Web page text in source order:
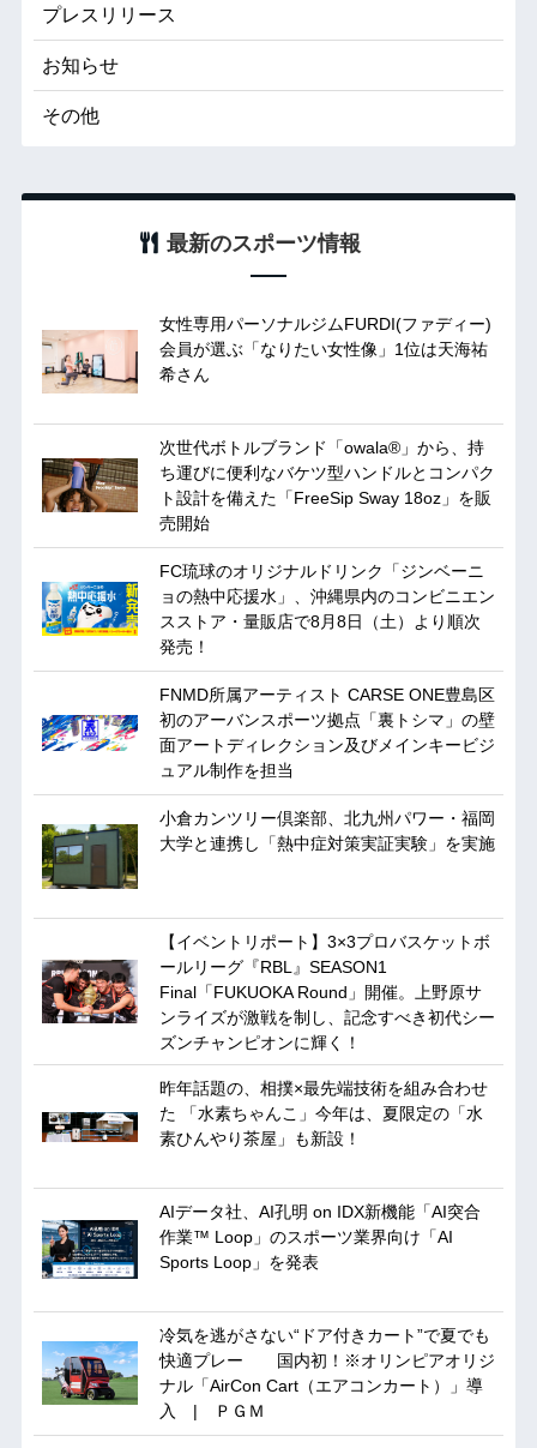
プレスリリース
お知らせ
その他
最新のスポーツ情報
女性専用パーソナルジムFURDI(ファディー)
会員が選ぶ「なりたい女性像」1位は天海祐
希さん
次世代ボトルブランド「owala®」から、持
ち運びに便利なバケツ型ハンドルとコンパク
ト設計を備えた「FreeSip Sway 18oz」を販
売開始
FC琉球のオリジナルドリンク「ジンベーニ
ョの熱中応援水」、沖縄県内のコンビニエン
スストア・量販店で8月8日（土）より順次
発売！
FNMD所属アーティスト CARSE ONE豊島区
初のアーバンスポーツ拠点「裏トシマ」の壁
面アートディレクション及びメインキービジ
ュアル制作を担当
小倉カンツリー倶楽部、北九州パワー・福岡
大学と連携し「熱中症対策実証実験」を実施
【イベントリポート】3×3プロバスケットボ
ールリーグ『RBL』SEASON1
Final「FUKUOKA Round」開催。上野原サ
ンライズが激戦を制し、記念すべき初代シー
ズンチャンピオンに輝く！
昨年話題の、相撲×最先端技術を組み合わせ
た 「水素ちゃんこ」今年は、夏限定の「水
素ひんやり茶屋」も新設！
AIデータ社、AI孔明 on IDX新機能「AI突合
作業™︎ Loop」のスポーツ業界向け「AI
Sports Loop」を発表
冷気を逃がさない“ドア付きカート”で夏でも
快適プレー 国内初！※オリンピアオリジ
ナル「AirCon Cart（エアコンカート）」導
入 | ＰＧＭ